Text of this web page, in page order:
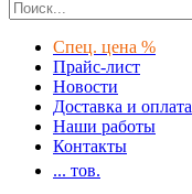
Спец. цена %
Прайс-лист
Новости
Доставка и оплата
Наши работы
Контакты
... тов.